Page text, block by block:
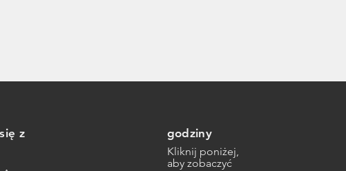
z
godziny
Kliknij poniżej,
aby zobaczyć